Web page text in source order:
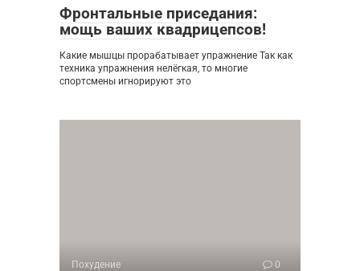
Фронтальные приседания:
мощь ваших квадрицепсов!
Какие мышцы прорабатывает упражнение Так как
техника упражнения нелёгкая, то многие
спортсмены игнорируют это
Похудение 0